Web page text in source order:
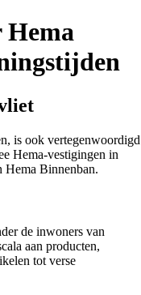
is ook vertegenwoordigd
Hema-vestigingen in
Binnenban.
de inwoners van
aan producten,
tot verse